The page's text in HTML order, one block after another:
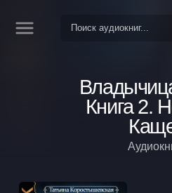
Книга 2.